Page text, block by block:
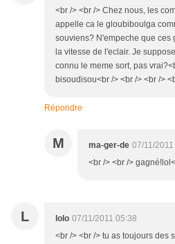
<br /> <br /> Chez nous, les
appelle ca le gloubiboulga
souviens? N'empeche que
la vitesse de l'eclair. Je
connu le meme sort, pas
bisoudisou<br /> <br /> <br />
Répondre
M ma-ger-de 07/11/
<br /> <br />
L lolo 07/11/2011 05:38
<br /> <br /> tu as toujours des